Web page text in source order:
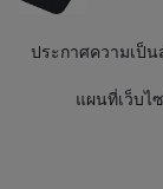
ประกาศความเป็
แผนที่เว็บไ